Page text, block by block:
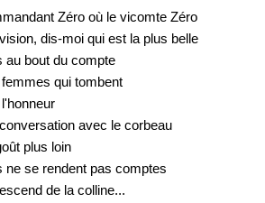
Zéro où le vicomte Zéro
dis-moi qui est la plus belle
au bout du compte
qui tombent
avec le corbeau
plus loin
ne se rendent pas comptes
de la colline...